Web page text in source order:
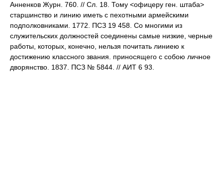
Анненков Журн. 760. // Сл. 18. Тому <офицеру ген. штаба>
старшинство и линию иметь с пехотными армейскими
подполковниками. 1772. ПСЗ 19 458. Со многими из
служительских должностей соединены самые низкие, черные
работы, которых, конечно, нельзя почитать линиею к
достижению классного звания. приносящего с собою личное
дворянство. 1837. ПСЗ № 5844. // АИТ 6 93.